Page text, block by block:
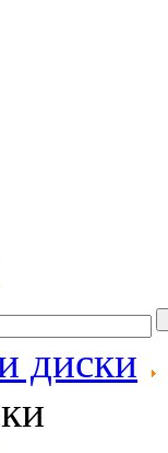
диски